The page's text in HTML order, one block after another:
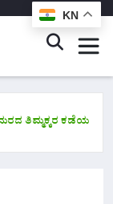
ತಿಮ್ಮಕ್ಕರ ಕಡೆಯ
KN